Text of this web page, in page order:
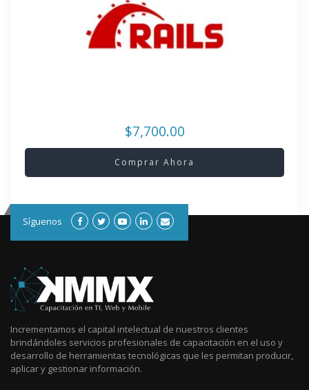
$7,700.00
Comprar Ahora
Síguenos
Incrementamos el capital intelectual de nuestros clientes
brindándoles servicios profesionales de capacitación en el uso y
desarrollo de herramientas tecnológicas que les permitan producir,
aplicar y gestionar información.